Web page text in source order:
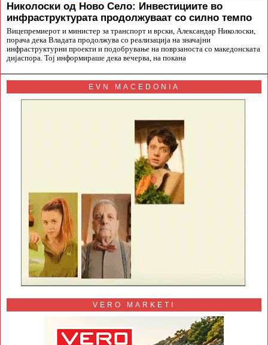
Николоски од Ново Село: Инвестициите во
инфраструктурата продолжуваат со силно темпо
Вицепремиерот и министер за транспорт и врски, Александар Николоски,
порача дека Владата продолжува со реализација на значајни
инфраструктурни проекти и подобрување на поврзаноста со македонската
дијаспора. Тој информираше дека вечерва, на покана
EVN MACEDONIA
VERO MARKETI